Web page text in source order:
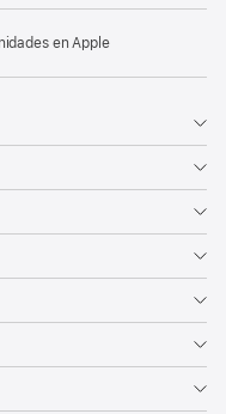
en Apple